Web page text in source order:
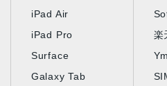
iPad Air
iPad Pro
Surface
Galaxy Tab
楽